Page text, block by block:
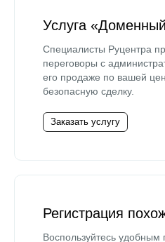
Услуга
Специалисты Руцентра
переговоры с
его продаже по вашей
безопасную сделку.
Заказать услугу
Регистрация
Воспользуйтесь